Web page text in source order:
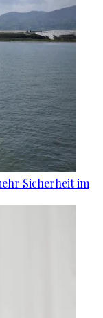
Sicherheit im